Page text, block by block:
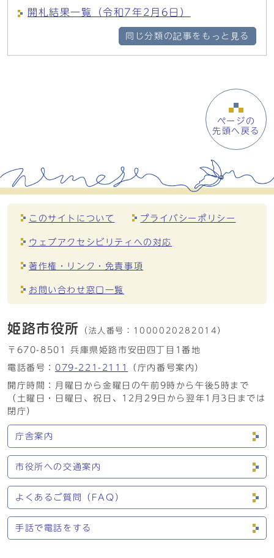
開札結果一覧（令和7年2月6日）
同じ分類の記事をもっと見る
ページの
先頭へ戻る
このサイトについて プライバシーポリシー
ウェブアクセシビリティへの対応
著作権・リンク・免責事項
お問い合わせ窓口一覧
姫路市役所 （法人番号： 1000020282014）
〒670-8501 兵庫県姫路市安田四丁目1番地
電話番号： 079-221-2111
（庁内番号案内）
開庁時間：月曜日から金曜日の午前9時から午後5時まで
（土曜日・日曜日、祝日、12月29日から翌年1月3日までは
閉庁）
庁舎案内
市役所への交通案内
よくあるご質問（FAQ）
手話で電話をする